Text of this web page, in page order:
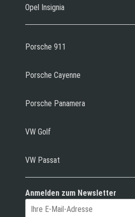
Opel Insignia
Porsche 911
Porsche Cayenne
Porsche Panamera
VW Golf
VW Passat
Anmelden zum Newsletter